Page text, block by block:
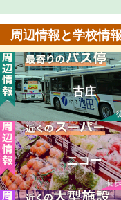
周辺情報と学校情報
古庄
ニコー
徒歩